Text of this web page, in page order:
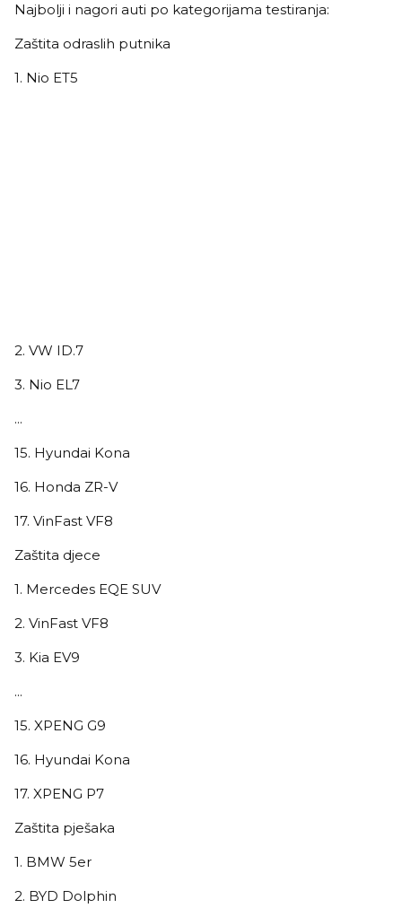
Najbolji i nagori auti po kategorijama testiranja:
Zaštita odraslih putnika
1. Nio ET5
2. VW ID.7
3. Nio EL7
...
15. Hyundai Kona
16. Honda ZR-V
17. VinFast VF8
Zaštita djece
1. Mercedes EQE SUV
2. VinFast VF8
3. Kia EV9
...
15. XPENG G9
16. Hyundai Kona
17. XPENG P7
Zaštita pješaka
1. BMW 5er
2. BYD Dolphin